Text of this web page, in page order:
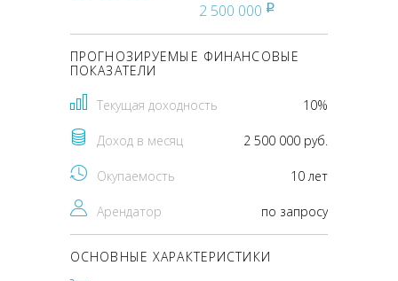
2 500 000 pуб
ПРОГНОЗИРУЕМЫЕ ФИНАНСОВЫЕ
ПОКАЗАТЕЛИ
Текущая доходность 10%
Доход в месяц 2 500 000 руб.
Окупаемость 10 лет
Арендатор по запросу
ОСНОВНЫЕ ХАРАКТЕРИСТИКИ